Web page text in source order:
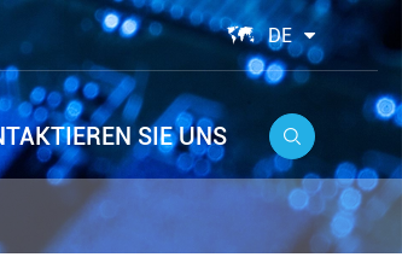
 DE
SIE UNS 